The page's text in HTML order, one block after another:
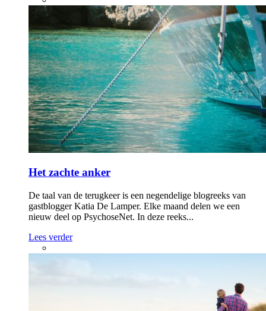
Het zachte anker
De taal van de terugkeer is een negendelige blogreeks van
gastblogger Katia De Lamper. Elke maand delen we een
nieuw deel op PsychoseNet. In deze reeks...
Lees verder